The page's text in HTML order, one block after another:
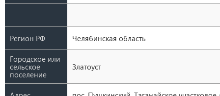
Регион РФ Челябинская область
Городское или
сельское
поселение
Златоуст